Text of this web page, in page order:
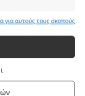
για αυτούς τους σκοπούς